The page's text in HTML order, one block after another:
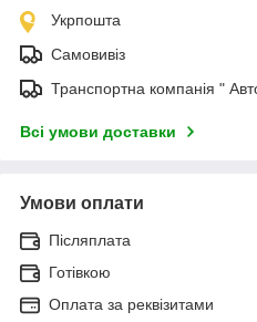
Укрпошта
Самовивіз
Транспортна компанія "
Всі умови доставки
Умови оплати
Післяплата
Готівкою
Оплата за реквізитами